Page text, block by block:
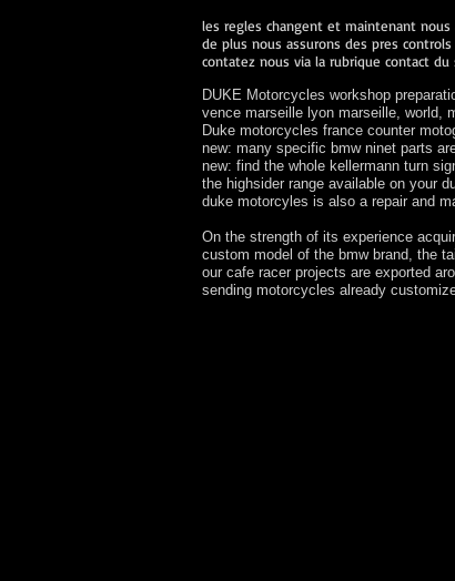
les regles changent et maintenant
de plus nous assurons des pres
contatez nous via la rubrique contact du
DUKE Motorcycles workshop
vence marseille lyon marseille, world,
Duke motorcycles france counter
new: many specific bmw ninet parts
new: find the whole kellermann turn
the highsider range available on your
duke motorcyles is also a repair and
On the strength of its experience
custom model of the bmw brand, the
our cafe racer projects are exported
sending motorcycles already